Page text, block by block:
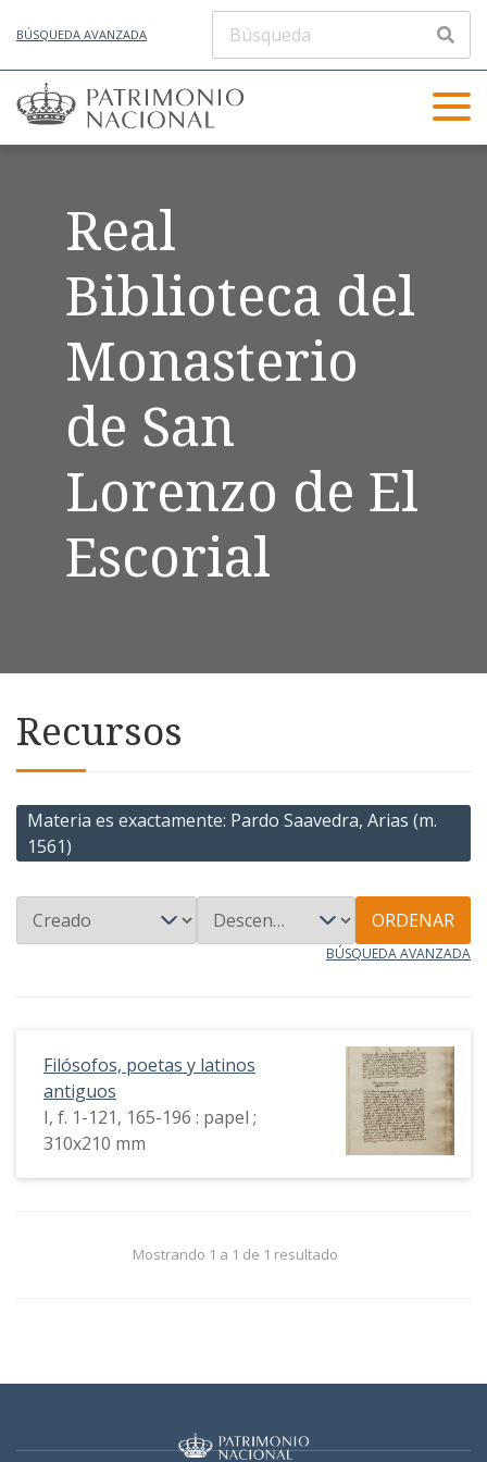
BÚSQUEDA AVANZADA
Real
Biblioteca del
Monasterio
de San
Lorenzo de El
Escorial
Recursos
Materia es exactamente Pardo Saavedra, Arias (m.
1561)
ORDENAR
BÚSQUEDA AVANZADA
Filósofos, poetas y latinos
antiguos
I, f. 1-121, 165-196 : papel ;
310x210 mm
Mostrando 1 a 1 de 1 resultado